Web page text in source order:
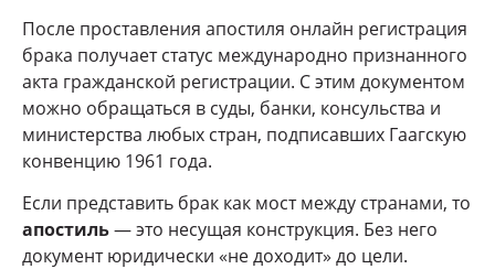
После проставления апостиля онлайн регистрация
брака получает статус международно признанного
акта гражданской регистрации. С этим документом
можно обращаться в суды, банки, консульства и
министерства любых стран, подписавших Гаагскую
конвенцию 1961 года.
Если представить брак как мост между странами, то
апостиль— это несущая конструкция. Без него
документ юридически «не доходит» до цели.